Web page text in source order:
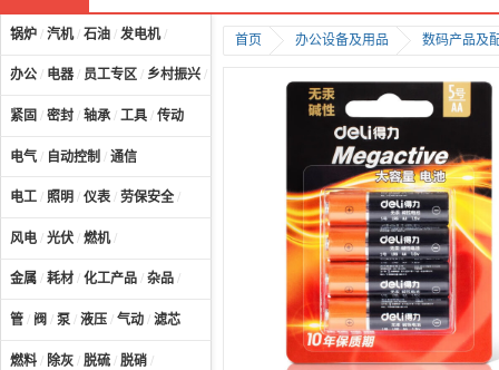
锅炉 / 汽机/ 石油 / 发电机/
办公 / 电器 / 员工专区 / 乡村振兴 /
紧固 / 密封 / 轴承 / 工具 / 传动
电气 / 自动控制 / 通信
电工 / 照明 / 仪表 / 劳保安全 /
风电 / 光伏 / 燃机/
金属 / 耗材 / 化工产品 / 杂品 /
管 / 阀 / 泵 / 液压 / 气动 / 滤芯
燃料 / 除灰 / 脱硫 / 脱硝 /
首页 办公设备及用品 数码产品及